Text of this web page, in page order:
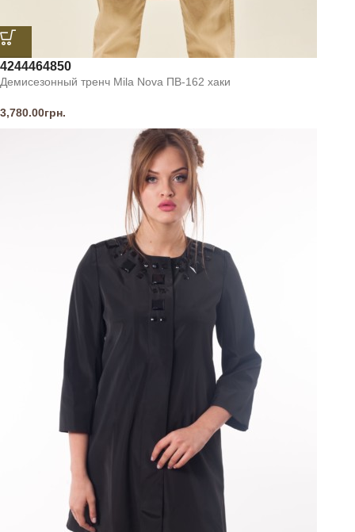
4244464850
Демисезонный тренч Mila Nova ПВ-162 хаки
3,780.00грн.